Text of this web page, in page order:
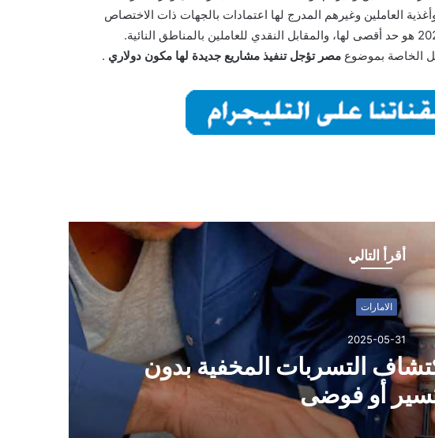
العاملين وغيرهم المدرج لها اعتمادات بالجهات ذات الاختصاص
الخاصة بموضوع مصر تؤجل تنفيذ مشاريع جديدة لها مكون دولاري .
أقرأ التالي
الامارات
2025-05-31
التسربات المخفية بدون
أو فوضى